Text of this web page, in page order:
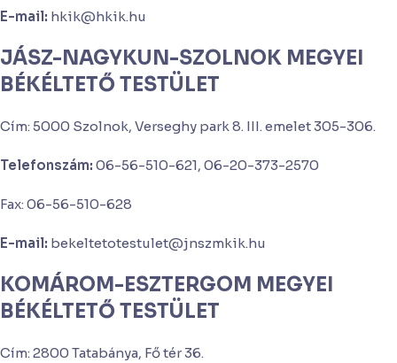
E-mail: hkik@hkik.hu
JÁSZ-NAGYKUN-SZOLNOK MEGYEI
BÉKÉLTETŐ TESTÜLET
Cím: 5000 Szolnok, Verseghy park 8. III. emelet 305-306.
Telefonszám: 06-56-510-621, 06-20-373-2570
Fax: 06-56-510-628
E-mail: bekeltetotestulet@jnszmkik.hu
KOMÁROM-ESZTERGOM MEGYEI
BÉKÉLTETŐ TESTÜLET
Cím: 2800 Tatabánya, Fő tér 36.